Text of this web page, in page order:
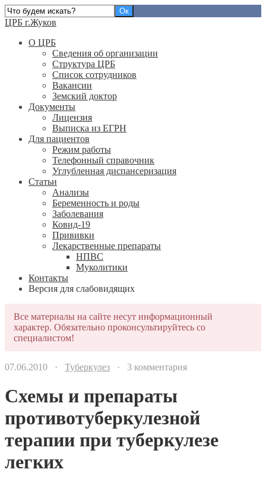
ЦРБ г.Жуков
О ЦРБ
Сведения об организации
Структура ЦРБ
Список сотрудников
Вакансии
Земский доктор
Документы
Лицензия
Выписка из ЕГРН
Для пациентов
Режим работы
Телефонный справочник
Углубленная диспансеризация
Статьи
Анализы
Беременность и роды
Заболевания
Ковид-19
Прививки
Лекарственные препараты
НПВС
Муколитики
Контакты
Версия для слабовидящих
Все материалы на сайте несут информационный
характер. Обязательно проконсультируйтесь со
специалистом!
07.06.2010 · Туберкулез · 3 комментария
Схемы и препараты
противотуберкулезной
терапии при туберкулезе
легких